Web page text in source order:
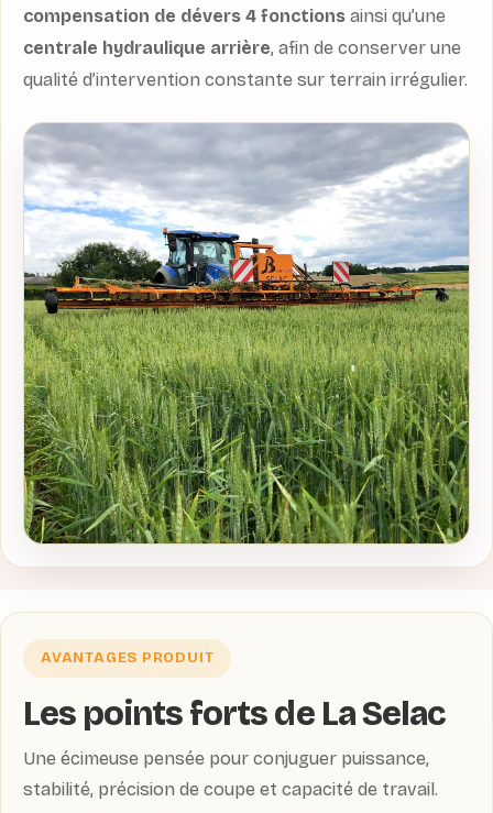
compensation de dévers 4 fonctions ainsi qu’une
centrale hydraulique arrière, afin de conserver une
qualité d’intervention constante sur terrain irrégulier.
AVANTAGES PRODUIT
Les points forts de La Selac
Une écimeuse pensée pour conjuguer puissance,
stabilité, précision de coupe et capacité de travail.